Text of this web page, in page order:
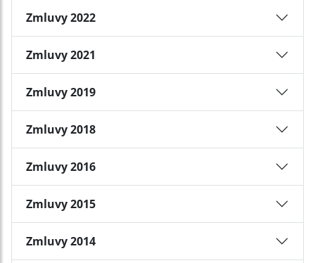
Zmluvy 2022
Zmluvy 2021
Zmluvy 2019
Zmluvy 2018
Zmluvy 2016
Zmluvy 2015
Zmluvy 2014